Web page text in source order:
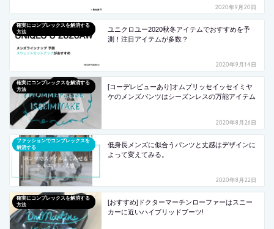
2020年9月20日
確実にコンプレックスを解消する
方法
ユニクロユー2020秋冬アイテムでおすすめを予
測！注目アイテムが多数？
2020年9月14日
確実にコンプレックスを解消する
方法
[コーデレビューあり]オムプリッセイッセイミヤ
ケのメンズパンツはシーズンレスの万能アイテム
2020年8月26日
ファッションでコンプレックスを
解消する
低身長メンズに似合うパンツと丈感はデザインに
よって変えてみる。
2020年8月22日
確実にコンプレックスを解消する
方法
[おすすめ]ドクターマーチンローファーはスニー
カーに近いハイブリッドブーツ!